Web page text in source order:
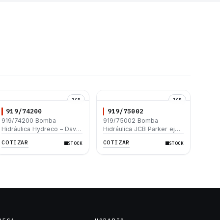
JCB
919/74200
919/74200 Bomba
Hidráulica Hydreco – David
Izquierdo 1 IN – 1 OUT
COTIZAR STOCK
JCB
919/75002
919/75002 Bomba
Hidráulica JCB Parker eje
REV 1 IN 1 OUT JCB 214E
COTIZAR STOCK